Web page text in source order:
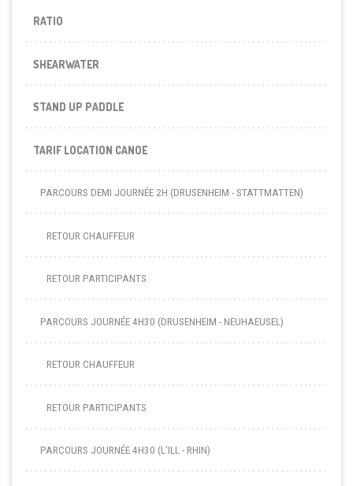
RATIO
SHEARWATER
STAND UP PADDLE
TARIF LOCATION CANOE
PARCOURS DEMI JOURNÉE 2H (DRUSENHEIM - STATTMATTEN)
RETOUR CHAUFFEUR
RETOUR PARTICIPANTS
PARCOURS JOURNÉE 4H30 (DRUSENHEIM - NEUHAEUSEL)
RETOUR CHAUFFEUR
RETOUR PARTICIPANTS
PARCOURS JOURNÉE 4H30 (L'ILL - RHIN)